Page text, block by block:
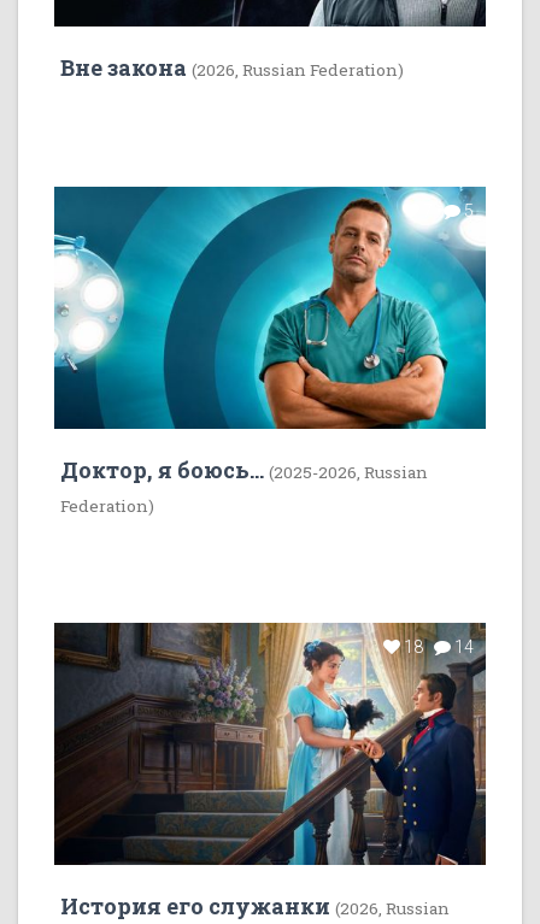
Вне закона (2026, Russian Federation)
7 5
Доктор, я боюсь... (2025-2026, Russian
Federation)
18 14
История его служанки (2026, Russian